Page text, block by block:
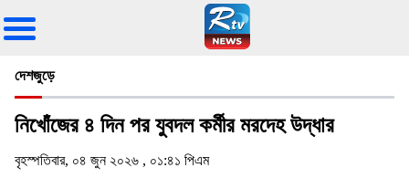
দেশজুড়ে
নিখোঁজের ৪ দিন পর যুবদল কর্মীর মরদেহ উদ্ধার
বৃহস্পতিবার, ০৪ জুন ২০২৬ , ০১:৪১ পিএম